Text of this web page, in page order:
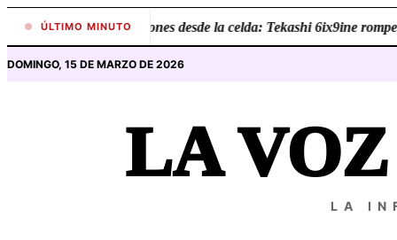
Saltar
al
contenido
ÚLTIMO MINUTO
• Revelaciones desde la celda: Tekashi 6ix9ine
DOMINGO, 15 DE MARZO DE 2026
LA VOZ
LA